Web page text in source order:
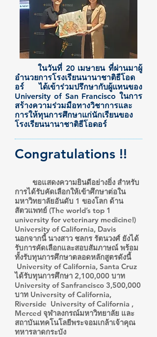
ในวันที่ 20 เมษายน ที่ผ่านมาผู้
อำนวยการโรงเรียนนานาชาติธีโอด
อร์ ได้เข้าร่วมปรึกษากับผู้แทนของ
University of San Francisco ในการ
สร้างความร่วมมือทางวิชาการและ
การให้ทุนการศึกษาแก่นักเรียนของ
โรงเรียนนานาชาติธีโอดอร์
Congratulations !!
ขอแสดงความยินดีอย่างยิ่ง สำหรับ
การได้รับคัดเลือกให้เข้าศึกษาต่อใน
มหาวิทยาลัยอันดับ 1 ของโลก ด้าน
สัตวแพทย์ (The world’s top 1
university for veterinary medicine!)
University of California, Davis
นอกจากนี้ นางสาว ชลกร รัตนวงศ์ ยังได้
รับการคัดเลือกและสอบสัมภาษณ์ พร้อม
ทั้งรับทุนการศึกษาตลอดหลักสูตรดังนี้
University of California, Santa Cruz
ได้รับทุนการศึกษา 2,100,000 บาท
University of Sanfrancisco 3,500,000
บาท University of California,
Riverside University of California ,
Merced จุฬาลงกรณ์มหาวิทยาลัย และ
สถาบันเทคโนโลยีพระจอมเกล้าเจ้าคุณ
ทหารลาดกระบัง